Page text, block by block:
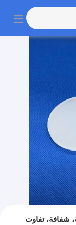
شفافة، تفاوت